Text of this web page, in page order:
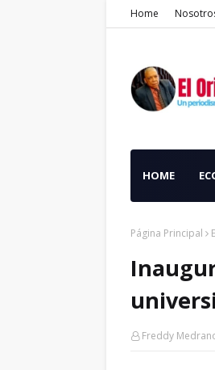
Home
HOME
Página Principal
Freddy